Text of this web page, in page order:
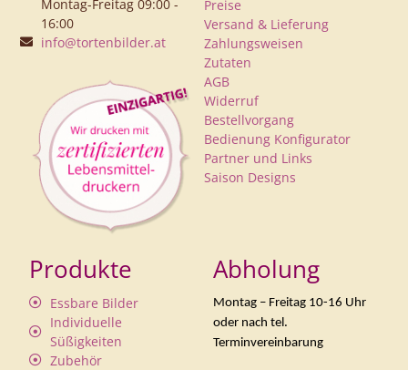
Montag-Freitag 09:00 -
16:00
info@tortenbilder.at
Preise
Versand & Lieferung
Zahlungsweisen
Zutaten
AGB
Widerruf
Bestellvorgang
Bedienung Konfigurator
Partner und Links
Saison Designs
Produkte
Essbare Bilder
Individuelle
Süßigkeiten
Zubehör
Abholung
Montag – Freitag 10-16 Uhr
oder nach tel.
Terminvereinbarung